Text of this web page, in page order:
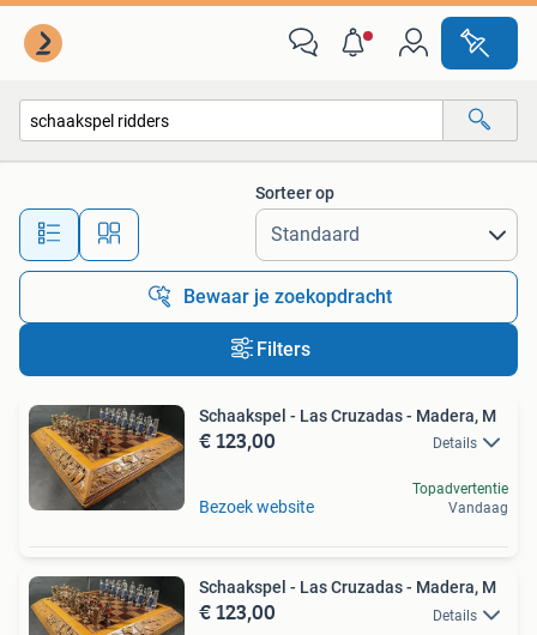
Alle afstanden…
Sorteer op
Bewaar je zoekopdracht
Filters
Schaakspel - Las Cruzadas - Madera, M
€ 123,00 Details
Bezoek website
Topadvertentie
Vandaag
Schaakspel - Las Cruzadas - Madera, M
€ 123,00 Details